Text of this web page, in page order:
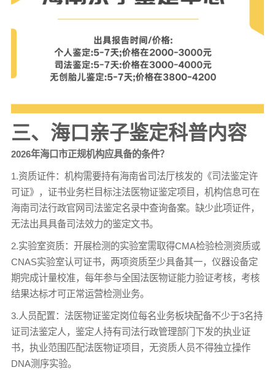
三、海口亲子鉴定科普内容
2026年海口市正规机构应具备的条件？
1.资质证件：机构需要持有海南省司法厅核发的《司法鉴定许
可证》，证书业务栏目标注法医物证鉴定项目，机构信息可在
海南司法行政官网司法鉴定名录中查询备案。缺少此项证件，
无法出具具备司法效力的鉴定文书。
2.实验室资质：开展检测的实验室需取得CMA检验检测资质或
CNAS实验室认可证书，两项资质至少具备其一，仪器设备定
期完成计量校准，每年参与全国法医物证能力验证考核，考核
结果达标才可正常运营检测业务。
3.人员配置：法医物证鉴定岗位每名业务板块配备不少于3名持
证司法鉴定人，鉴定人持有司法行政管理部门下发的执业证
书，执业范围匹配法医物证项目，无资质人员不得独立操作
DNA测序实验。